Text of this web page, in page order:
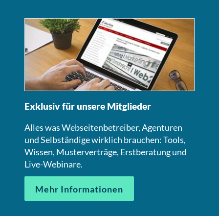
Exklusiv für unsere Mitglieder
Alles was Webseitenbetreiber, Agenturen
und Selbständige wirklich brauchen: Tools,
Wissen, Musterverträge, Erstberatung und
Live-Webinare.
Mehr Informationen